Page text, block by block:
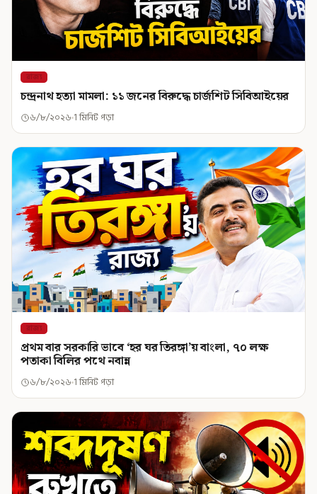
রাজ্য
চন্দ্রনাথ হত্যা মামলা: ১১ জনের বিরুদ্ধে চার্জশিট সিবিআইয়ের
৬/৮/২০২৬ 1 মিনিট পড়া
রাজ্য
প্রথম বার সরকারি ভাবে ‘হর ঘর তিরঙ্গা’য় বাংলা, ৭০ লক্ষ
পতাকা বিলির পথে নবান্ন
৬/৮/২০২৬ 1 মিনিট পড়া